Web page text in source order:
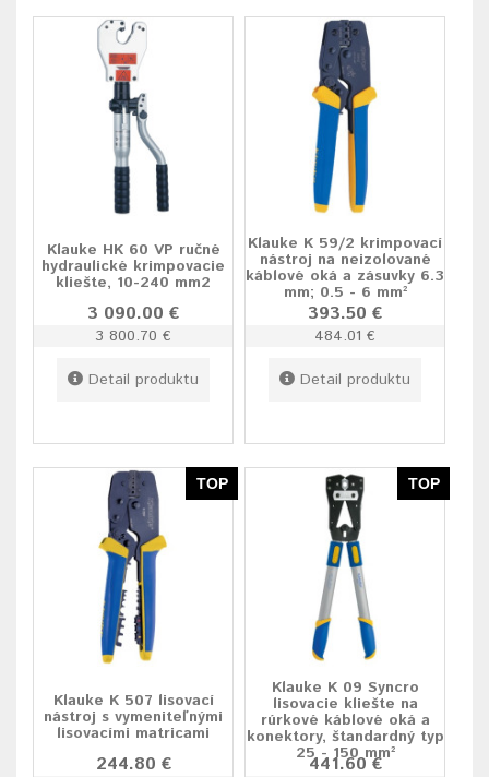
Klauke HK 60 VP ručné
hydraulické krimpovacie
kliešte, 10-240 mm2
3 090.00 €
3 800.70 €
Detail produktu
Klauke K 59/2 krimpovací
nástroj na neizolované
káblové oká a zásuvky 6.3
mm; 0.5 - 6 mm²
393.50 €
484.01 €
Detail produktu
TOP
Klauke K 507 lisovací
nástroj s vymeniteľnými
lisovacími matricami
244.80 €
TOP
Klauke K 09 Syncro
lisovacie kliešte na
rúrkové káblové oká a
konektory, štandardný typ
25 - 150 mm²
441.60 €